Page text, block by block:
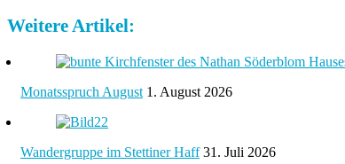
Weitere Artikel:
Monatsspruch August1. August 2026
Wandergruppe im Stettiner Haff31. Juli 2026